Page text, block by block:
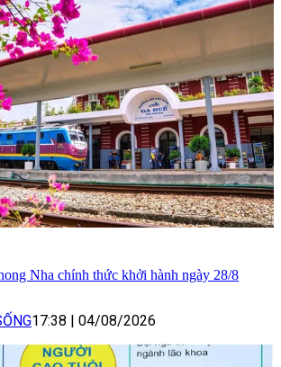
Nha chính thức khởi hành ngày 28/8
17:38 | 04/08/2026